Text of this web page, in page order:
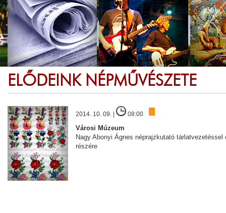
ELŐDEINK NÉPMŰVÉSZETE
2014. 10. 09. | 08:00
Városi Múzeum
Nagy Abonyi Ágnes néprajzkutató
részére